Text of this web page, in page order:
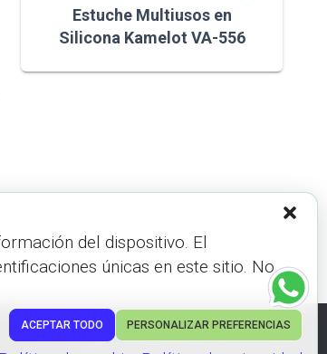
del dispositivo. El
únicas en este sitio. No
ACEPTAR TODO PERSONALIZAR PREFERENCIAS
Estuche Multiusos en
Silicona Kamelot VA-556